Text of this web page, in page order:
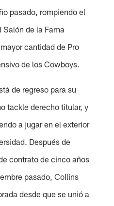
pasado, rompiendo el
Salón de la Fama
cantidad de Pro
de los Cowboys.
de regreso para su
tackle derecho titular, y
a jugar en el exterior
Después de
contrato de cinco años
pasado, Collins
desde que se unió a